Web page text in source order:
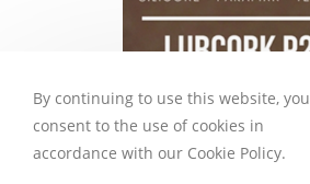
By continuing to use this website, you
consent to the use of cookies in
accordance with our Cookie Policy.